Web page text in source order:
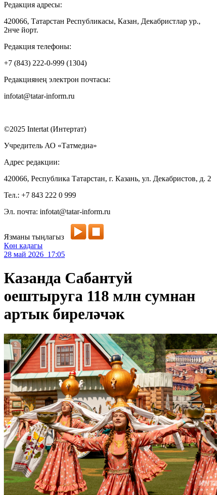
Редакция адресы:
420066, Татарстан Республикасы, Казан, Декабристлар ур.,
2нче йорт.
Редакция телефоны:
+7 (843) 222-0-999 (1304)
Редакциянең электрон почтасы:
infotat@tatar-inform.ru
©2025 Intertat (Интертат)
Учредитель АО «Татмедиа»
Адрес редакции:
420066, Республика Татарстан, г. Казань, ул. Декабристов, д. 2
Тел.: +7 843 222 0 999
Эл. почта: infotat@tatar-inform.ru
Язманы тыңлагыз
Көн кадагы
28 май 2026 17:05
Казанда Сабантуй
оештыруга 118 млн сумнан
артык биреләчәк